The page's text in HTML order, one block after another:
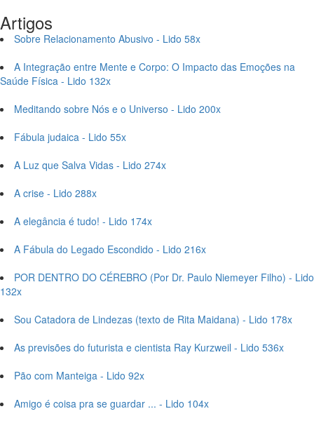
Artigos
Sobre Relacionamento Abusivo - Lido 58x
A Integração entre Mente e Corpo: O Impacto das Emoções na
Saúde Física - Lido 132x
Meditando sobre Nós e o Universo - Lido 200x
Fábula judaica - Lido 55x
A Luz que Salva Vidas - Lido 274x
A crise - Lido 288x
A elegância é tudo! - Lido 174x
A Fábula do Legado Escondido - Lido 216x
POR DENTRO DO CÉREBRO (Por Dr. Paulo Niemeyer Filho) - Lido
132x
Sou Catadora de Lindezas (texto de Rita Maidana) - Lido 178x
As previsões do futurista e cientista Ray Kurzweil - Lido 536x
Pão com Manteiga - Lido 92x
Amigo é coisa pra se guardar ... - Lido 104x